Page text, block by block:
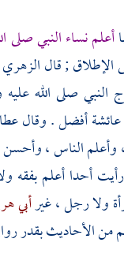
أعلم نساء النبي صلى
الإطلاق ; قالالزهري
النبي صلى الله
عائشةأفضل . وقال
وأعلم الناس ، وأحسن
أحدا أعلم
ولا رجل ، غيرأبي
من الأحاديث بقدر